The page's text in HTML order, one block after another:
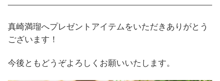
真崎満瑠へプレゼントアイテムをいただきありがとう
ございます！
今後ともどうぞよろしくお願いいたします。